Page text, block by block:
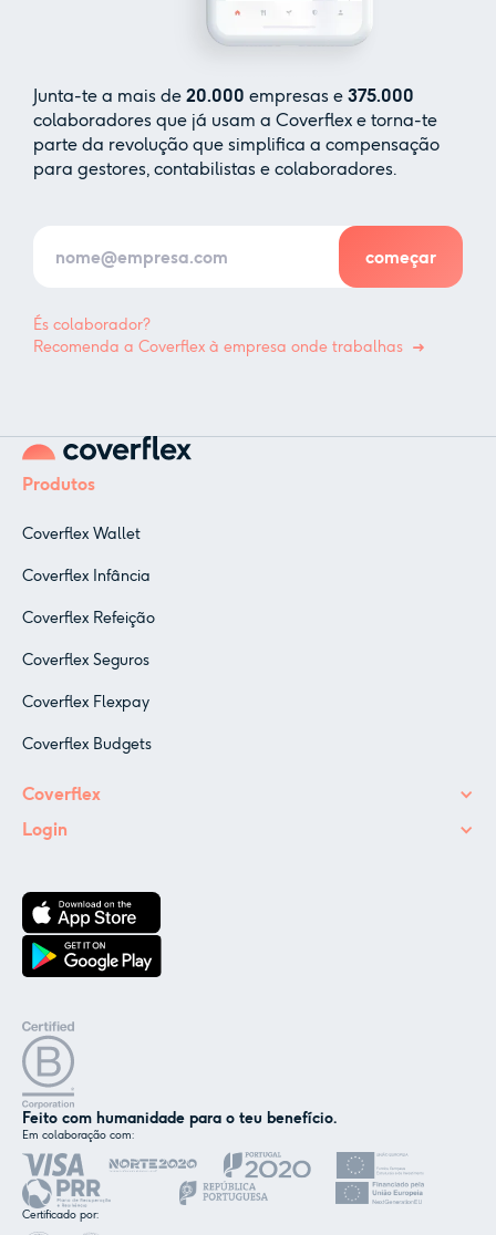
Junta-te a mais de 20.000 empresas e 375.000
colaboradores que já usam a Coverflex e torna-te
parte da revolução que simplifica a compensação
para gestores, contabilistas e colaboradores.
És colaborador?
Recomenda a Coverflex à empresa onde trabalhas
Produtos
Coverflex Wallet
Coverflex Infância
Coverflex Refeição
Coverflex Seguros
Coverflex Flexpay
Coverflex Budgets
Coverflex
Login
Feito com humanidade para o teu benefício.
Em colaboração com:
Certificado por:
Nós e os nossos parceiros usamos cookies ou
tecnologias semelhantes, conforme
mencionado na